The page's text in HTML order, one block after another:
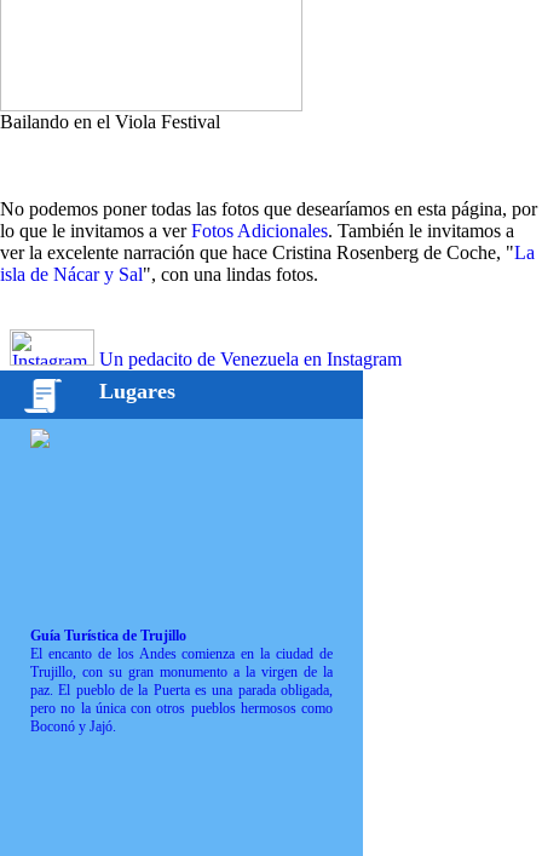
Bailando en el Viola Festival
No podemos poner todas las fotos que desearíamos en esta página, por
lo que le invitamos a verFotos Adicionales. También le invitamos a
ver la excelente narración que hace Cristina Rosenberg de Coche, "La
isla de Nácar y Sal", con una lindas fotos.
Un pedacito de Venezuela en Instagram
Lugares
Guía Turística de Trujillo
El encanto de los Andes comienza en la ciudad de
Trujillo, con su gran monumento a la virgen de la
paz. El pueblo de la Puerta es una parada obligada,
pero no la única con otros pueblos hermosos como
Boconó y Jajó.